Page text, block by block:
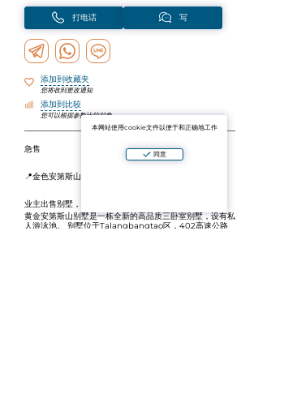
打电话 写
添加到收藏夹
您将收到更改通知
添加到比较
您可以根据参数比较对象
️️急售️️
📍金色安第斯山脉3床，Bangtao
业主出售别墅，3两间卧室和4间浴室（准备入住）。
黄金安第斯山别墅是一栋全新的高品质三卧室别墅，设有私
人游泳池。 别墅位于Talangbangtao区，402高速公路
本网站使用cookie文件以便于和正确地工作
同意